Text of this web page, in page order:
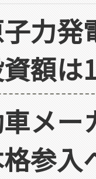
力
額は
メ
参入